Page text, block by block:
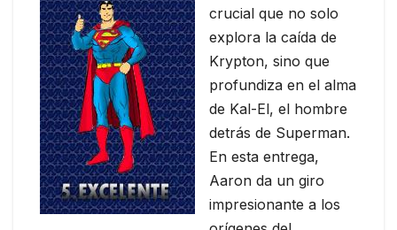
crucial que no solo
explora la caída de
Krypton, sino que
profundiza en el alma
de Kal-El, el hombre
detrás de Superman.
En esta entrega,
Aaron da un giro
impresionante a los